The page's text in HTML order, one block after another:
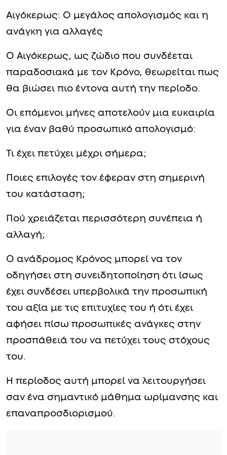
Αιγόκερως: Ο μεγάλος απολογισμός και η
ανάγκη για αλλαγές
Ο Αιγόκερως, ως ζώδιο που συνδέεται
παραδοσιακά με τον Κρόνο, θεωρείται πως
θα βιώσει πιο έντονα αυτή την περίοδο.
Οι επόμενοι μήνες αποτελούν μια ευκαιρία
για έναν βαθύ προσωπικό απολογισμό:
Τι έχει πετύχει μέχρι σήμερα;
Ποιες επιλογές τον έφεραν στη σημερινή
του κατάσταση;
Πού χρειάζεται περισσότερη συνέπεια ή
αλλαγή;
Ο ανάδρομος Κρόνος μπορεί να τον
οδηγήσει στη συνειδητοποίηση ότι ίσως
έχει συνδέσει υπερβολικά την προσωπική
του αξία με τις επιτυχίες του ή ότι έχει
αφήσει πίσω προσωπικές ανάγκες στην
προσπάθειά του να πετύχει τους στόχους
του.
Η περίοδος αυτή μπορεί να λειτουργήσει
σαν ένα σημαντικό μάθημα ωρίμανσης και
επαναπροσδιορισμού.